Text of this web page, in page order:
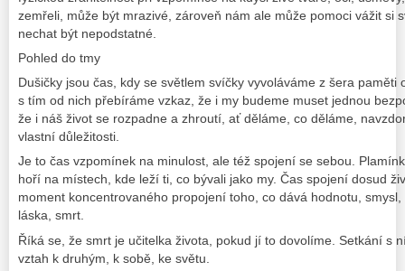
zemřeli, může být mrazivé, zároveň nám ale může pomoci vážit si
nechat být nepodstatné.
Pohled do tmy
Dušičky jsou čas, kdy se světlem svíčky vyvoláváme z šera paměti
s tím od nich přebíráme vzkaz, že i my budeme muset jednou
že i náš život se rozpadne a zhroutí, ať děláme, co děláme,
vlastní důležitosti.
Je to čas vzpomínek na minulost, ale též spojení se sebou.
hoří na místech, kde leží ti, co bývali jako my. Čas spojení dosud
moment koncentrovaného propojení toho, co dává hodnotu,
láska, smrt.
Říká se, že smrt je učitelka života, pokud jí to dovolíme. Setkání s
vztah k druhým, k sobě, ke světu.